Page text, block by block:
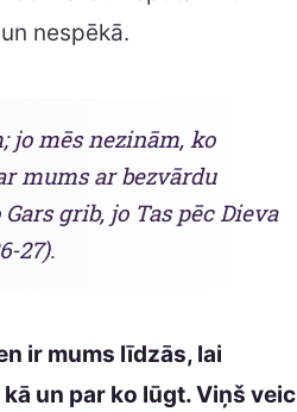
nespēkā.
jo mēs nezinām, ko
mums ar bezvārdu
grib, jo Tas pēc Dieva
27).
ir mums līdzās, lai
un par ko lūgt. Viņš veic